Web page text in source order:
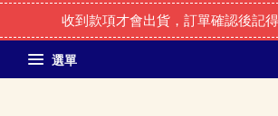
收到款項才會出貨，訂單確認後記
選單